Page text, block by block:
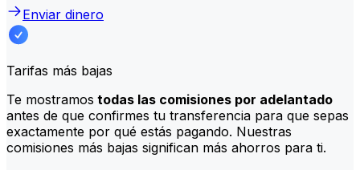
Enviar dinero
Tarifas más bajas
Te mostramos todas las comisiones por adelantado
antes de que confirmes tu transferencia para que sepas
exactamente por qué estás pagando. Nuestras
comisiones más bajas significan más ahorros para ti.